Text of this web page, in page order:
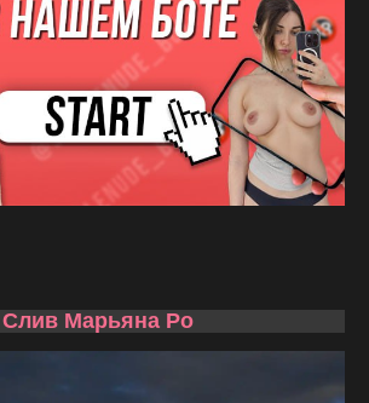
Слив Марьяна Ро